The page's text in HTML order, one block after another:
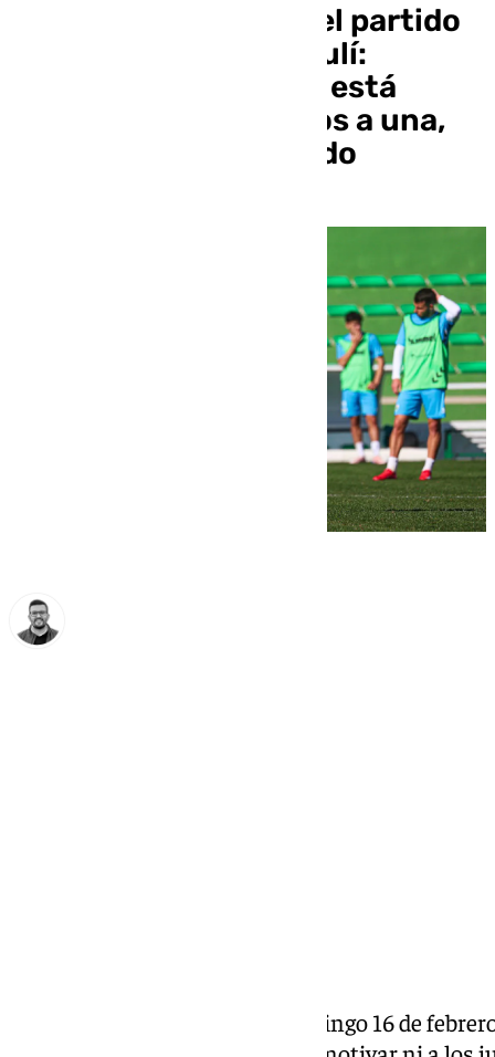
Javier Medina sobre el partido
del domingo en el Maulí:
«Cuando este campo está
caliente y todos vamos a una,
somos capaces de todo
El Antequera CF afronta el domingo 16 de